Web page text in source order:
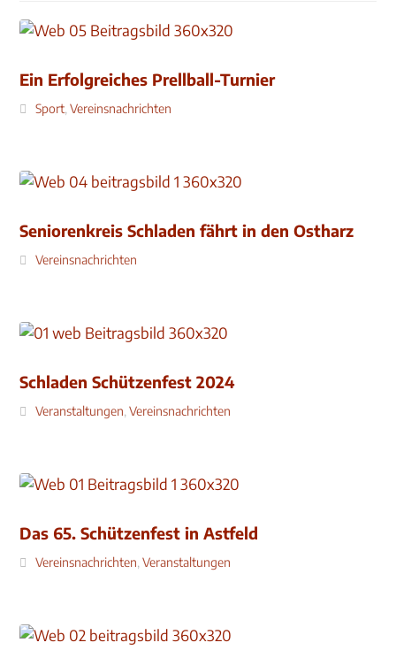
Ein Erfolgreiches Prellball-Turnier
Sport,Vereinsnachrichten
Seniorenkreis Schladen fährt in den Ostharz
Vereinsnachrichten
Schladen Schützenfest 2024
Veranstaltungen,Vereinsnachrichten
Das 65. Schützenfest in Astfeld
Vereinsnachrichten,Veranstaltungen